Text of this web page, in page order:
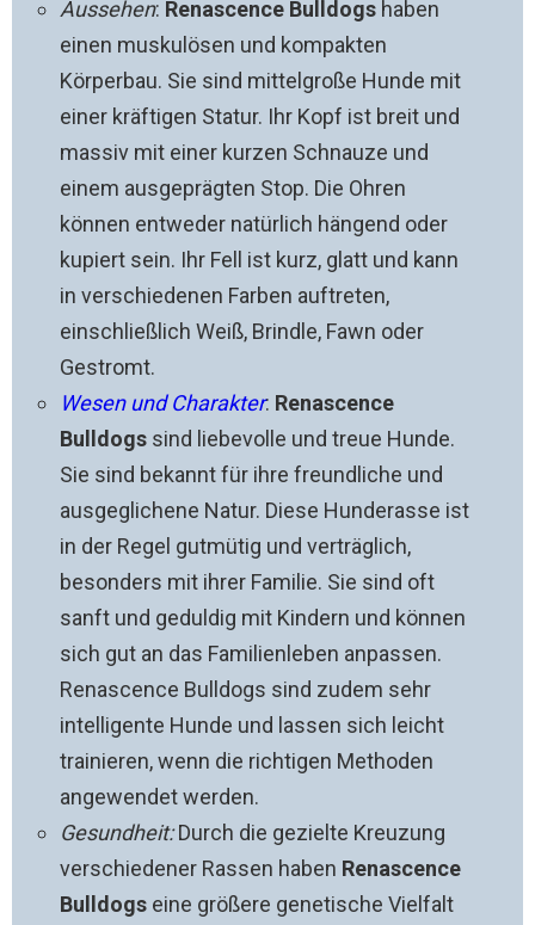
Aussehen: Renascence Bulldogs haben
einen muskulösen und kompakten
Körperbau. Sie sind mittelgroße Hunde mit
einer kräftigen Statur. Ihr Kopf ist breit und
massiv mit einer kurzen Schnauze und
einem ausgeprägten Stop. Die Ohren
können entweder natürlich hängend oder
kupiert sein. Ihr Fell ist kurz, glatt und kann
in verschiedenen Farben auftreten,
einschließlich Weiß, Brindle, Fawn oder
Gestromt.
Wesen und Charakter: Renascence
Bulldogs sind liebevolle und treue Hunde.
Sie sind bekannt für ihre freundliche und
ausgeglichene Natur. Diese Hunderasse ist
in der Regel gutmütig und verträglich,
besonders mit ihrer Familie. Sie sind oft
sanft und geduldig mit Kindern und können
sich gut an das Familienleben anpassen.
Renascence Bulldogs sind zudem sehr
intelligente Hunde und lassen sich leicht
trainieren, wenn die richtigen Methoden
angewendet werden.
Gesundheit:Durch die gezielte Kreuzung
verschiedener Rassen haben Renascence
Bulldogs eine größere genetische Vielfalt